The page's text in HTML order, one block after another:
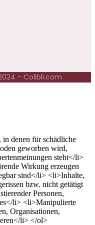
- Colibli.com
denen für schädliche
geworben wird,
steht</li>
Wirkung erzeugen
sind</li> <li>Inhalte,
bzw. nicht getätigt
Personen,
li> <li>Manipulierte
Organisationen,
li> </ol>